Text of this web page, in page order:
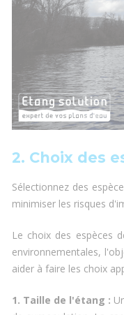
Le curage d’un étang
consiste à extraire des
sont accumulés au
Lire la suite
2. Choix des
Sélectionnez des
minimiser les risques
Le choix des espèces
environnementales,
aider à faire les choix
1. Taille de l'étang :